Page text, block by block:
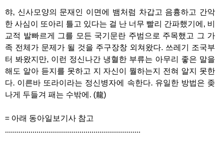
햐, 신사모양의 문재인 이면에 뱀처럼 차갑고 음흉하고 간악
한 사심이 또아리 틀고 있다는 걸 난 너무 빨리 간파했기에, 비
교적 발빠르게 그를 모든 국기문란 주범으로 주목했고 그 가
족 전체가 문제가 될 것을 주구장창 외쳐왔다. 쓰레기 조국부
터 봐왔지만, 이런 정신나간 냉혈한 부류는 아무리 좋은 말을
해도 알아 듣지를 못하고 지 자신이 뭘하는지 전혀 알지 못한
다. 이른바 또라이라는 정신병자에 속한다. 유일한 방법은 좆
나게 두들겨 패는 수밖에. (龍)
= 아래 동아일보기사 참고
.....................................................................